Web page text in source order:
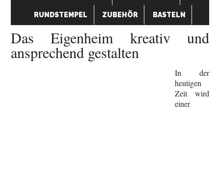
RUNDSTEMPEL ZUBEHÖR BASTELN
Das Eigenheim kreativ und
ansprechend gestalten
In der
heutigen
Zeit wird
einer